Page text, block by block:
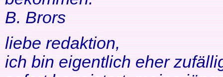
B. Brors
liebe redaktion,
ich bin eigentlich eher